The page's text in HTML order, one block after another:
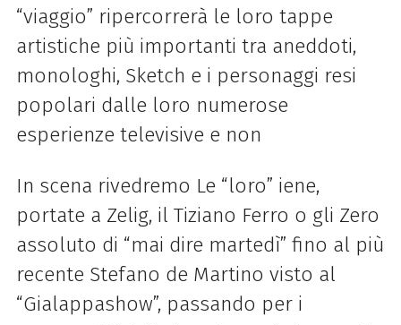
“viaggio” ripercorrerà le loro tappe
artistiche più importanti tra aneddoti,
monologhi, Sketch e i personaggi resi
popolari dalle loro numerose
esperienze televisive e non
In scena rivedremo Le “loro” iene,
portate a Zelig, il Tiziano Ferro o gli Zero
assoluto di “mai dire martedì” fino al più
recente Stefano de Martino visto al
“Gialappashow”, passando per i